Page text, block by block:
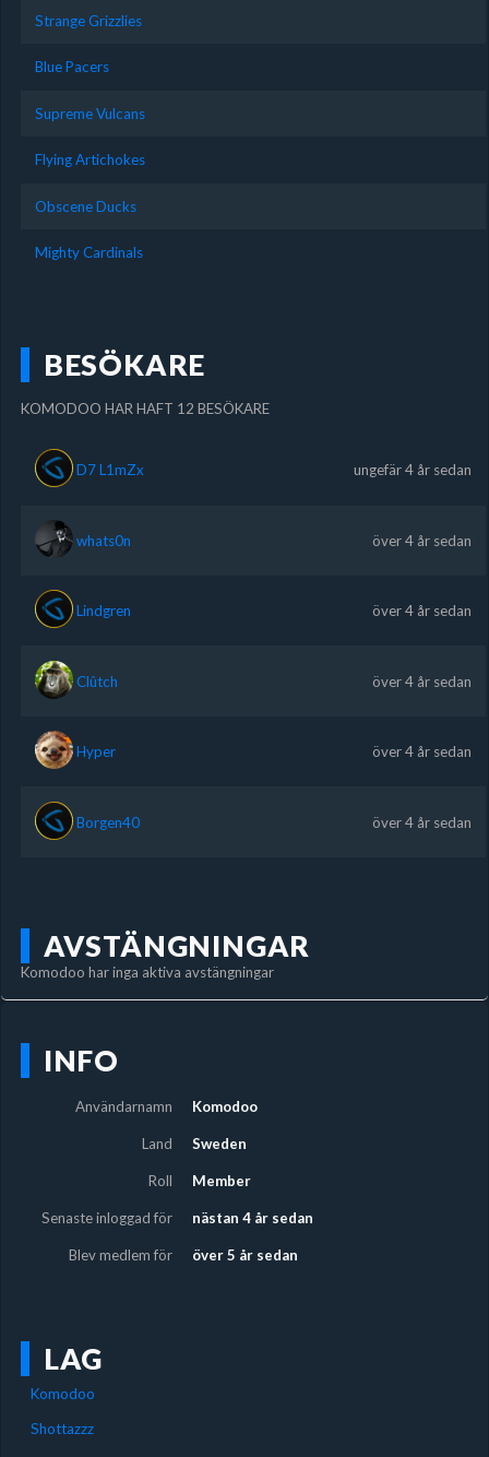
Strange Grizzlies
Blue Pacers
Supreme Vulcans
Flying Artichokes
Obscene Ducks
Mighty Cardinals
BESÖKARE
KOMODOO HAR HAFT 12 BESÖKARE
D7 L1mZx ungefär 4 år sedan
whats0n över 4 år sedan
Lindgren över 4 år sedan
Clûtch över 4 år sedan
Hyper över 4 år sedan
Borgen40 över 4 år sedan
AVSTÄNGNINGAR
Komodoo har inga aktiva avstängningar
INFO
Användarnamn Komodoo
Land Sweden
Roll Member
Senaste inloggad för nästan 4 år sedan
Blev medlem för över 5 år sedan
LAG
Komodoo
Shottazzz